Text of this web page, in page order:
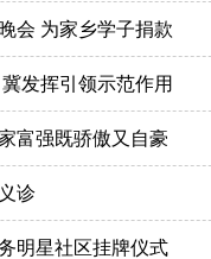
会 为家乡学子捐款
发挥引领示范作用
富强既骄傲又自豪
诊
明星社区挂牌仪式